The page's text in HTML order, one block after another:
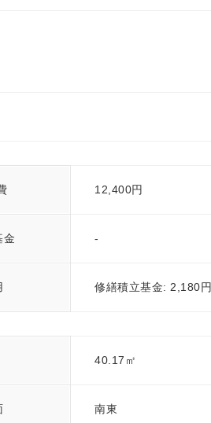
12,400円
金 -
修繕積立基金: 2,180円
40.17㎡
南東